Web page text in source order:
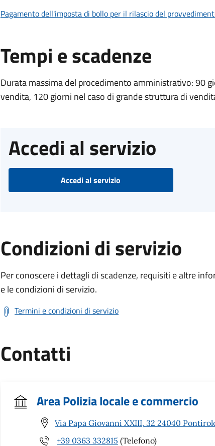
Pagamento dell'imposta di bollo per il rilascio del
Tempi e scadenze
Durata massima del procedimento amministrativo: 90
vendita, 120 giorni nel caso di grande struttura di
Accedi al servizio
Accedi al servizio
Condizioni di servizio
Per conoscere i dettagli di scadenze, requisiti e altre
e le condizioni di servizio.
Termini e condizioni di servizio
Contatti
Area Polizia locale e commercio
Via Papa Giovanni XXIII, 32 24040
+39 0363 332815 (Telefono)